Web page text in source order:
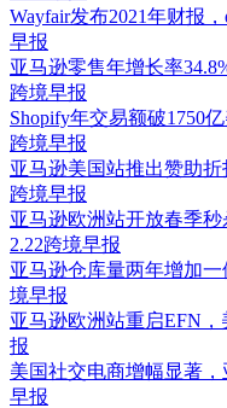
Wayfair发布2021年财报
早报
亚马逊零售年增长率
跨境早报
Shopify年交易额破1750
跨境早报
亚马逊美国站推出赞助
跨境早报
亚马逊欧洲站开放春季
2.22跨境早报
亚马逊仓库量两年增加一
境早报
亚马逊欧洲站重启EFN
报
美国社交电商增幅显著
早报